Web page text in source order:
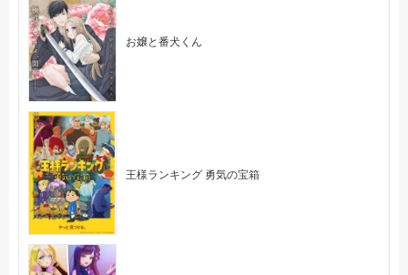
お嬢と番犬くん
王様ランキング 勇気の宝箱